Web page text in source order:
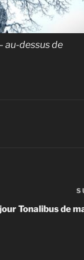
au-dessus de
Tonalibus de